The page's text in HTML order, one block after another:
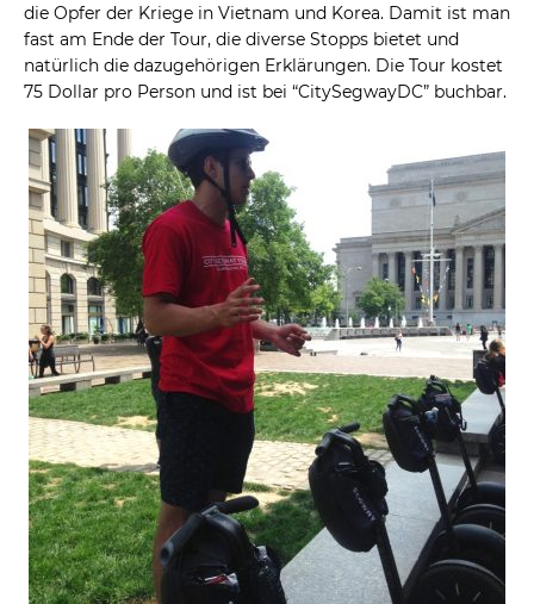
die Opfer der Kriege in Vietnam und Korea. Damit ist man
fast am Ende der Tour, die diverse Stopps bietet und
natürlich die dazugehörigen Erklärungen. Die Tour kostet
75 Dollar pro Person und ist bei “CitySegwayDC” buchbar.